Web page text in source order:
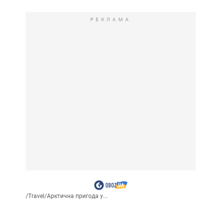
РЕКЛАМА
/Travel/Арктична пригода у...